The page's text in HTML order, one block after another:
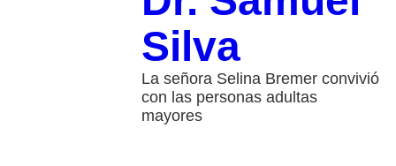
Silva
La señora Selina Bremer convivió
con las personas adultas
mayores